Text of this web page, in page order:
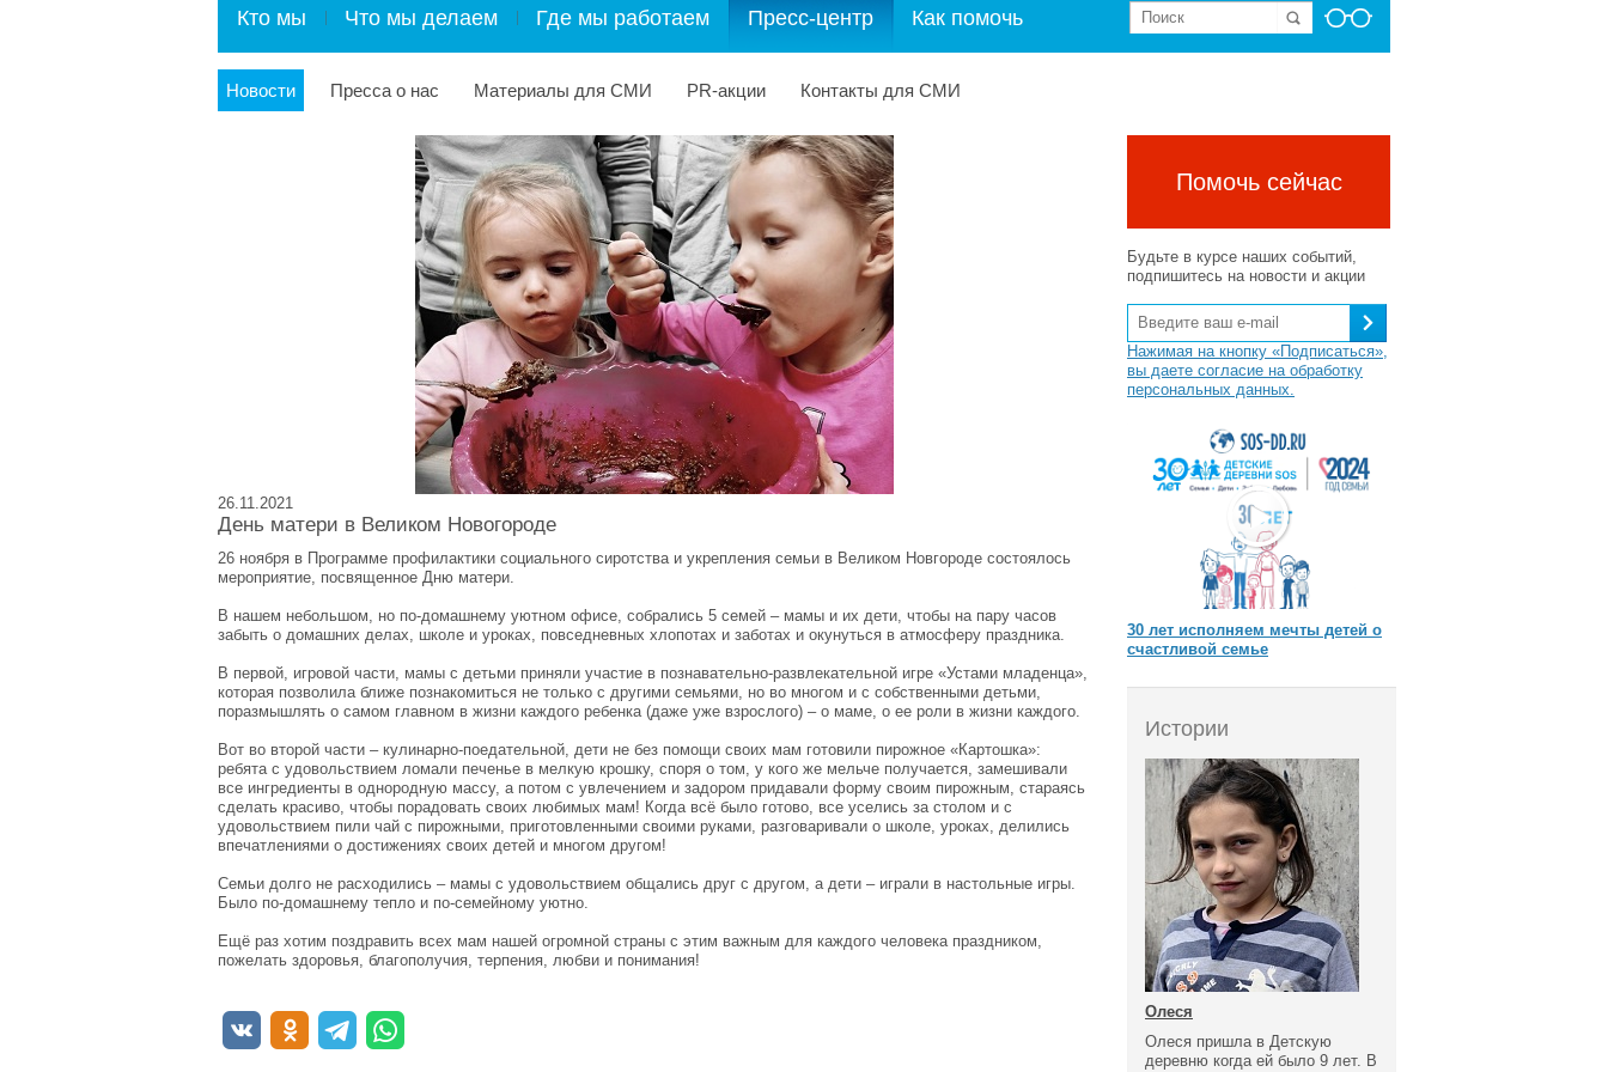
Кто мы Что мы делаем Где мы работаем Пресс-центр Как помочь
Новости Пресса о нас Материалы для СМИ PR-акции Контакты для СМИ
26.11.2021
День матери в Великом Новогороде
26 ноября в Программе профилактики социального сиротства и укрепления семьи в Великом Новгороде состоялось
мероприятие, посвященное Дню матери.
В нашем небольшом, но по-домашнему уютном офисе, собрались 5 семей – мамы и их дети, чтобы на пару часов
забыть о домашних делах, школе и уроках, повседневных хлопотах и заботах и окунуться в атмосферу праздника.
В первой, игровой части, мамы с детьми приняли участие в познавательно-развлекательной игре «Устами младенца»,
которая позволила ближе познакомиться не только с другими семьями, но во многом и с собственными детьми,
поразмышлять о самом главном в жизни каждого ребенка (даже уже взрослого) – о маме, о ее роли в жизни каждого.
Вот во второй части – кулинарно-поедательной, дети не без помощи своих мам готовили пирожное «Картошка»:
ребята с удовольствием ломали печенье в мелкую крошку, споря о том, у кого же мельче получается, замешивали
все ингредиенты в однородную массу, а потом с увлечением и задором придавали форму своим пирожным, стараясь
сделать красиво, чтобы порадовать своих любимых мам! Когда всё было готово, все уселись за столом и с
удовольствием пили чай с пирожными, приготовленными своими руками, разговаривали о школе, уроках, делились
впечатлениями о достижениях своих детей и многом другом!
Семьи долго не расходились – мамы с удовольствием общались друг с другом, а дети – играли в настольные игры.
Было по-домашнему тепло и по-семейному уютно.
Ещё раз хотим поздравить всех мам нашей огромной страны с этим важным для каждого человека праздником,
пожелать здоровья, благополучия, терпения, любви и понимания!
Помочь сейчас
Будьте в курсе наших событий,
подпишитесь на новости и акции
Нажимая на кнопку «Подписаться»,
вы даете согласие на обработку
персональных данных.
30 лет исполняем мечты детей о
счастливой семье
Истории
Олеся
Олеся пришла в Детскую
деревню когда ей было 9 лет. В